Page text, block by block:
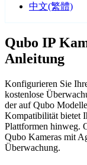
中文(繁體)
Qubo IP
Anleitung
Konfigurieren Sie
kostenlose
der auf Qubo
Kompatibilität bietet
Plattformen hinweg.
Qubo Kameras mit
Überwachung.